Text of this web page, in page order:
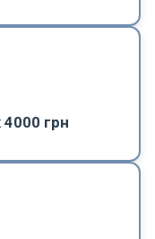
грн